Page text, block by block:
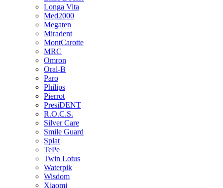
Longa Vita
Med2000
Megaten
Miradent
MontCarotte
MRC
Omron
Oral-B
Paro
Philips
Pierrot
PresiDENT
R.O.C.S.
Silver Care
Smile Guard
Splat
TePe
Twin Lotus
Waterpik
Wisdom
Xiaomi